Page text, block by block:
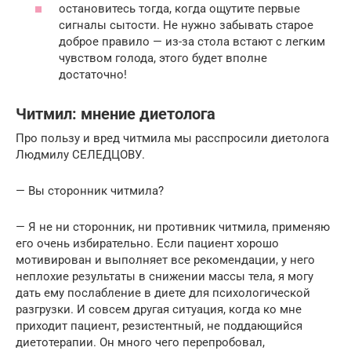
остановитесь тогда, когда ощутите первые
сигналы сытости. Не нужно забывать старое
доброе правило — из-за стола встают с легким
чувством голода, этого будет вполне
достаточно!
Читмил: мнение диетолога
Про пользу и вред читмила мы расспросили диетолога
Людмилу СЕЛЕДЦОВУ.
— Вы сторонник читмила?
— Я не ни сторонник, ни противник читмила, применяю
его очень избирательно. Если пациент хорошо
мотивирован и выполняет все рекомендации, у него
неплохие результаты в снижении массы тела, я могу
дать ему послабление в диете для психологической
разгрузки. И совсем другая ситуация, когда ко мне
приходит пациент, резистентный, не поддающийся
диетотерапии. Он много чего перепробовал,